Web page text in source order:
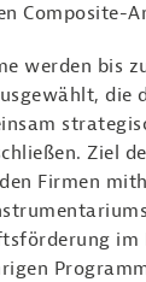
Composite-
werden bis
die
Ziel
Firmen
im